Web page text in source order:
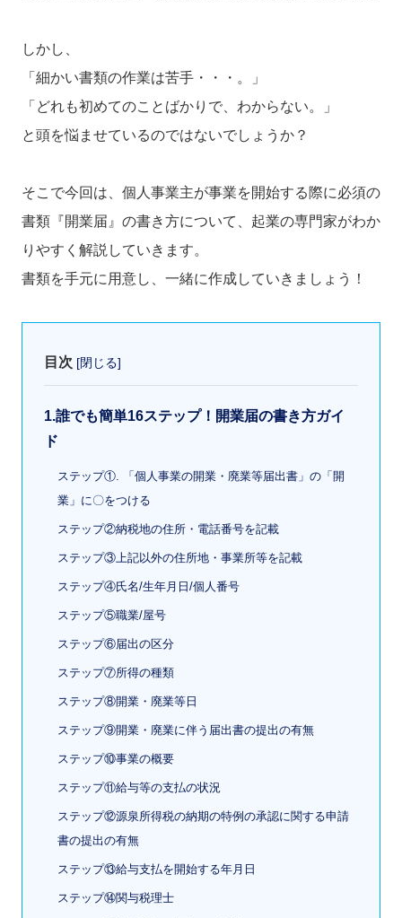
しかし、
「細かい書類の作業は苦手・・・。」
「どれも初めてのことばかりで、わからない。」
と頭を悩ませているのではないでしょうか？
そこで今回は、個人事業主が事業を開始する際に必須の
書類『開業届』の書き方について、起業の専門家がわか
りやすく解説していきます。
書類を手元に用意し、一緒に作成していきましょう！
目次 [閉じる]
1.誰でも簡単16ステップ！開業届の書き方ガイ
ド
ステップ①. 「個人事業の開業・廃業等届出書」の「開
業」に〇をつける
ステップ②納税地の住所・電話番号を記載
ステップ③上記以外の住所地・事業所等を記載
ステップ④氏名/生年月日/個人番号
ステップ⑤職業/屋号
ステップ⑥届出の区分
ステップ⑦所得の種類
ステップ⑧開業・廃業等日
ステップ⑨開業・廃業に伴う届出書の提出の有無
ステップ⑩事業の概要
ステップ⑪給与等の支払の状況
ステップ⑫源泉所得税の納期の特例の承認に関する申請
書の提出の有無
ステップ⑬給与支払を開始する年月日
ステップ⑭関与税理士